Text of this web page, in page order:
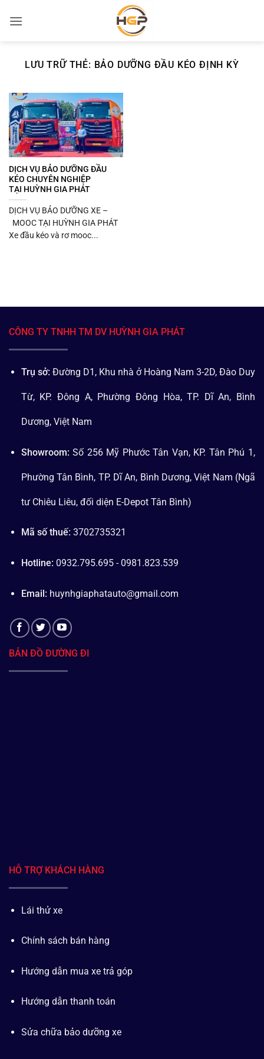
qua
LƯU TRỮ THẺ: BẢO DƯỠNG ĐẦU KÉO ĐỊNH KỲ
DỊCH VỤ BẢO DƯỠNG ĐẦU
KÉO CHUYÊN NGHIỆP
TẠI HUỲNH GIA PHÁT
DỊCH VỤ BẢO DƯỠNG XE –
MOOC TẠI HUỲNH GIA PHÁT
Xe đầu kéo và rơ mooc...
CÔNG TY TNHH TM DV HUỲNH GIA PHÁT
Trụ sở: Đường D1, Khu nhà ở Hoàng Nam 3-2D, Đào Duy
Từ, KP. Đông A, Phường Đông Hòa, TP. Dĩ An, Bình
Dương, Việt Nam
Showroom: Số 256 Mỹ Phước Tân Vạn, KP. Tân Phú 1,
Phường Tân Bình, TP. Dĩ An, Bình Dương, Việt Nam (Ngã
tư Chiêu Liêu, đối diện E-Depot Tân Bình)
Mã số thuế: 3702735321
Hotline: 0932.795.695 - 0981.823.539
Email: huynhgiaphatauto@gmail.com
BẢN ĐỒ ĐƯỜNG ĐI
HỖ TRỢ KHÁCH HÀNG
Lái thử xe
Chính sách bán hàng
Hướng dẫn mua xe trả góp
Hướng dẫn thanh toán
Sửa chữa bảo dưỡng xe